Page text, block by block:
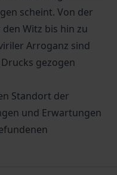
scheint. Von der
Witz bis hin zu
Arroganz sind
gezogen
Standort der
und Erwartungen